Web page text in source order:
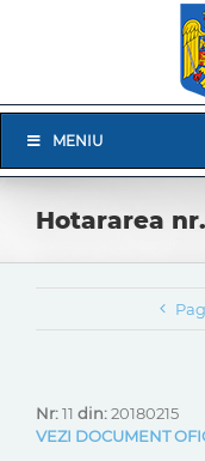
Navigation
MENIU
Hotararea
Nr:11 din:20180215
VEZI DOCUMENT